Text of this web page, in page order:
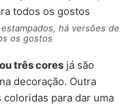
há versões de
os gostos
três cores já são
decoração. Outra
coloridas para dar uma